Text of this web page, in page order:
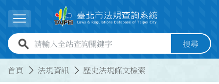
展開選單
全站查詢關鍵字欄位 搜尋
首頁 法規資訊 歷史法規條文檢索